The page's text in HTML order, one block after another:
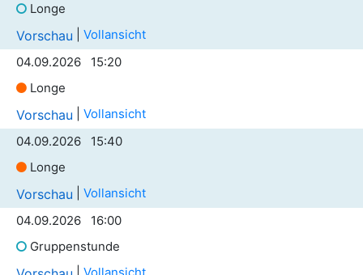
Longe
Vorschau
Vollansicht
04.09.2026 15:20
Longe
Vorschau
Vollansicht
04.09.2026 15:40
Longe
Vorschau
Vollansicht
04.09.2026 16:00
Gruppenstunde